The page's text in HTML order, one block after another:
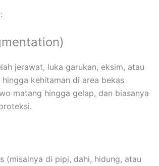
jerawat, luka garukan, eksim, atau
kehitaman di area bekas
matang hingga gelap, dan biasanya
(misalnya di pipi, dahi, hidung, atau